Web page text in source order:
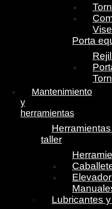
Porta
Mantenimiento
y
herramientas
taller
Lubricantes